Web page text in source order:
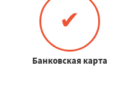
✔
Банковская карта